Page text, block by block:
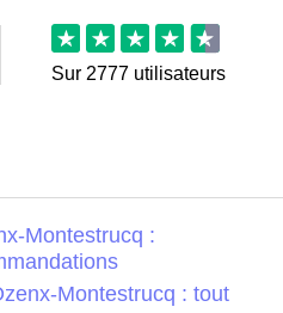
Sur 2777 utilisateurs
Montestrucq :
Montestrucq : tout